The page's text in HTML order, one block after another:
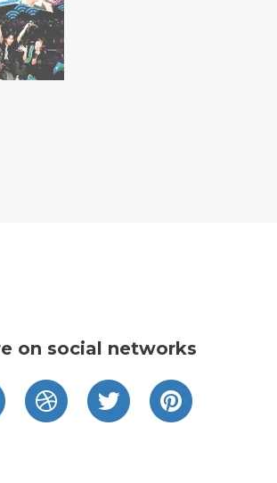
on social networks